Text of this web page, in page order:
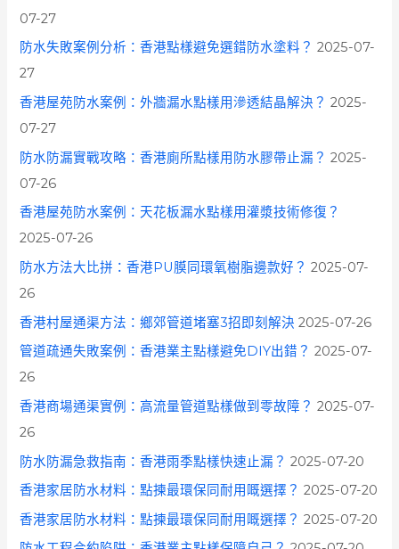
07-27
防水失敗案例分析：香港點樣避免選錯防水塗料？ 2025-07-
27
香港屋苑防水案例：外牆漏水點樣用滲透結晶解決？ 2025-
07-27
防水防漏實戰攻略：香港廁所點樣用防水膠帶止漏？ 2025-
07-26
香港屋苑防水案例：天花板漏水點樣用灌漿技術修復？
2025-07-26
防水方法大比拼：香港PU膜同環氧樹脂邊款好？ 2025-07-
26
香港村屋通渠方法：鄉郊管道堵塞3招即刻解決 2025-07-26
管道疏通失敗案例：香港業主點樣避免DIY出錯？ 2025-07-
26
香港商場通渠實例：高流量管道點樣做到零故障？ 2025-07-
26
防水防漏急救指南：香港雨季點樣快速止漏？ 2025-07-20
香港家居防水材料：點揀最環保同耐用嘅選擇？ 2025-07-20
香港家居防水材料：點揀最環保同耐用嘅選擇？ 2025-07-20